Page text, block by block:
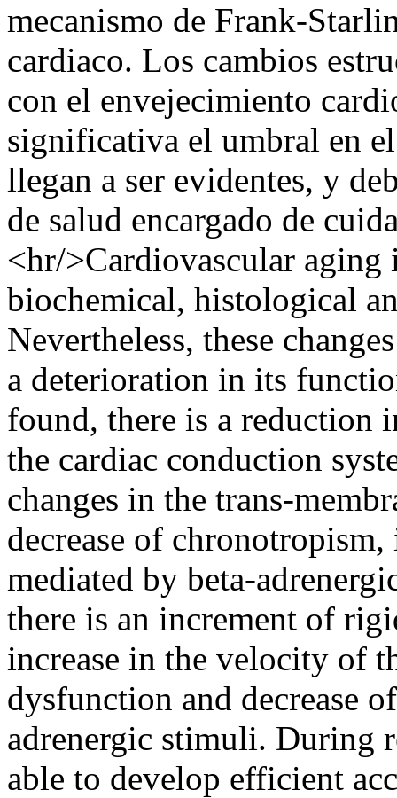
mecanismo de Frank-
cardiaco. Los cambios
con el envejecimiento
significativa el umbral en
llegan a ser evidentes, y
de salud encargado de
<hr/>Cardiovascular aging
biochemical, histological
Nevertheless, these
a deterioration in its
found, there is a reduction
the cardiac conduction
changes in the trans-
decrease of
mediated by beta-
there is an increment of
increase in the velocity of
dysfunction and decrease
adrenergic stimuli. During
able to develop efficient